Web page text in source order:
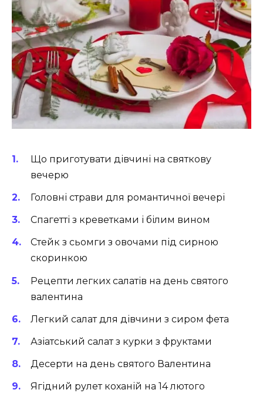
Що приготувати дівчині на святкову
вечерю
Головні страви для романтичної вечері
Спагетті з креветками і білим вином
Стейк з сьомги з овочами під сирною
скоринкою
Рецепти легких салатів на день святого
валентина
Легкий салат для дівчини з сиром фета
Азіатський салат з курки з фруктами
Десерти на день святого Валентина
Ягідний рулет коханій на 14 лютого